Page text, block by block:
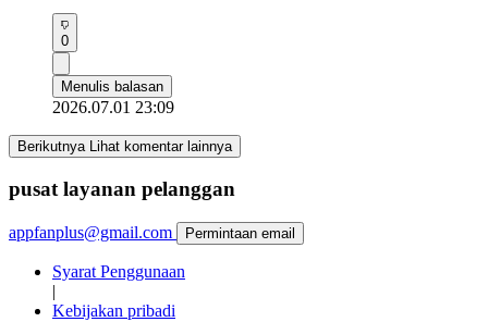
0
Menulis balasan
2026.07.01 23:09
Berikutnya Lihat komentar lainnya
pusat layanan pelanggan
appfanplus@gmail.com Permintaan email
Syarat Penggunaan
|
Kebijakan pribadi